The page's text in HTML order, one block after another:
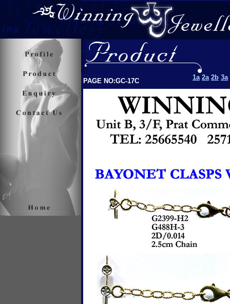
PAGE NO:GC-17C 1a 2a 2b 3a